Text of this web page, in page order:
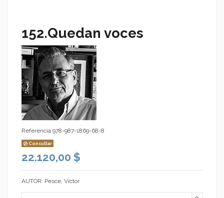
152.Quedan voces
Referencia 978-987-1869-68-8
Consultar
22.120,00 $
AUTOR: Pesce, Víctor